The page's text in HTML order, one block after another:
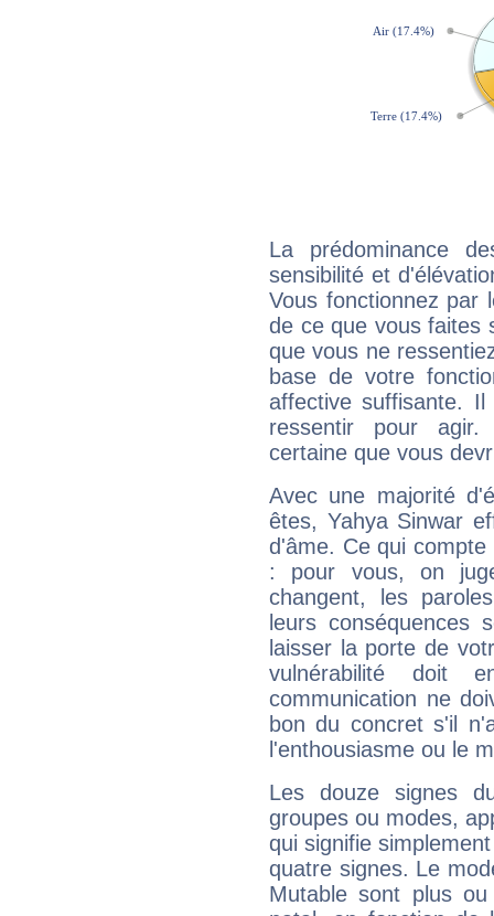
La prédominance
sensibilité et
Vous fonctionnez
de ce que vous faites
que vous ne
base de votre
affective suffisante.
ressentir pour agir.
certaine que vous
Avec une majorité
êtes, Yahya Sinwar
d'âme. Ce qui
: pour vous, on
changent, les
leurs conséquences
laisser la porte de
vulnérabilité doit
communication ne
bon du concret s'il
l'enthousiasme ou le
Les douze signes
groupes ou modes,
qui signifie
quatre signes. Le
Mutable sont plus